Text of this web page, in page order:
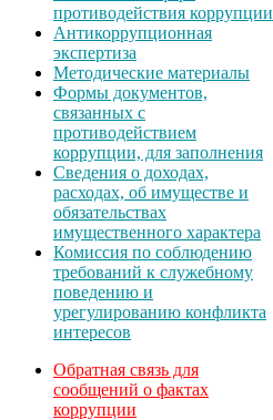
противодействия коррупции
Антикоррупционная
экспертиза
Методические материалы
Формы документов,
связанных с
противодействием
коррупции, для заполнения
Сведения о доходах,
расходах, об имуществе и
обязательствах
имущественного характера
Комиссия по соблюдению
требований к служебному
поведению и
урегулированию конфликта
интересов
Обратная связь для
сообщений о фактах
коррупции